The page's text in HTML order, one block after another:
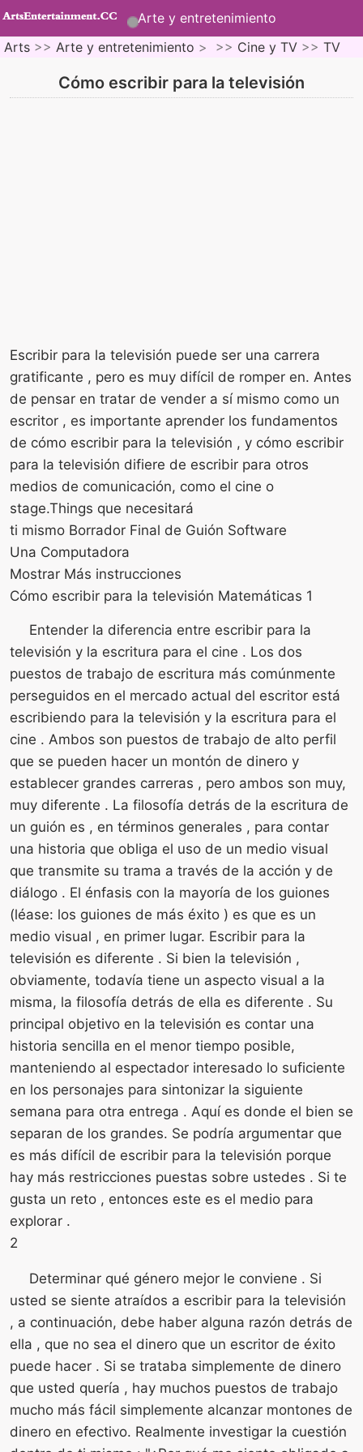
Arte y entretenimiento
Arts >> Arte y entretenimiento > >> Cine y TV >> TV
Cómo escribir para la televisión
Escribir para la televisión puede ser una carrera
gratificante , pero es muy difícil de romper en. Antes
de pensar en tratar de vender a sí mismo como un
escritor , es importante aprender los fundamentos
de cómo escribir para la televisión , y cómo escribir
para la televisión difiere de escribir para otros
medios de comunicación, como el cine o
stage.Things que necesitará
ti mismo Borrador Final de Guión Software
Una Computadora
Mostrar Más instrucciones
Cómo escribir para la televisión Matemáticas 1
Entender la diferencia entre escribir para la
televisión y la escritura para el cine . Los dos
puestos de trabajo de escritura más comúnmente
perseguidos en el mercado actual del escritor está
escribiendo para la televisión y la escritura para el
cine . Ambos son puestos de trabajo de alto perfil
que se pueden hacer un montón de dinero y
establecer grandes carreras , pero ambos son muy,
muy diferente . La filosofía detrás de la escritura de
un guión es , en términos generales , para contar
una historia que obliga el uso de un medio visual
que transmite su trama a través de la acción y de
diálogo . El énfasis con la mayoría de los guiones
(léase: los guiones de más éxito ) es que es un
medio visual , en primer lugar. Escribir para la
televisión es diferente . Si bien la televisión ,
obviamente, todavía tiene un aspecto visual a la
misma, la filosofía detrás de ella es diferente . Su
principal objetivo en la televisión es contar una
historia sencilla en el menor tiempo posible,
manteniendo al espectador interesado lo suficiente
en los personajes para sintonizar la siguiente
semana para otra entrega . Aquí es donde el bien se
separan de los grandes. Se podría argumentar que
es más difícil de escribir para la televisión porque
hay más restricciones puestas sobre ustedes . Si te
gusta un reto , entonces este es el medio para
explorar .
2
Determinar qué género mejor le conviene . Si
usted se siente atraídos a escribir para la televisión
, a continuación, debe haber alguna razón detrás de
ella , que no sea el dinero que un escritor de éxito
puede hacer . Si se trataba simplemente de dinero
que usted quería , hay muchos puestos de trabajo
mucho más fácil simplemente alcanzar montones de
dinero en efectivo. Realmente investigar la cuestión